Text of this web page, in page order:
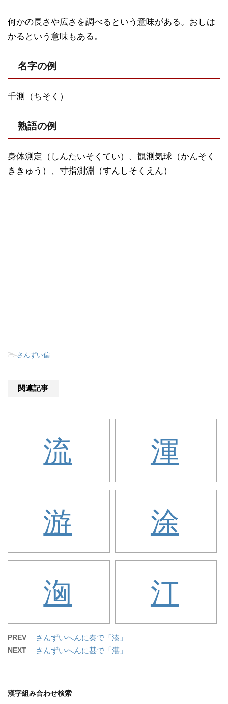
何かの長さや広さを調べるという意味がある。おしは
かるという意味もある。
名字の例
千測（ちそく）
熟語の例
身体測定（しんたいそくてい）、観測気球（かんそく
ききゅう）、寸指測淵（すんしそくえん）
-さんずい偏
関連記事
流 渾
游 涂
洶 汀
PREV さんずいへんに奏で「湊」
NEXT さんずいへんに甚で「湛」
漢字組み合わせ検索